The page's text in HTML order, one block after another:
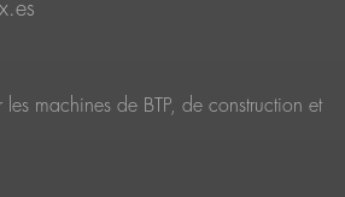
les machines de BTP, de construction et